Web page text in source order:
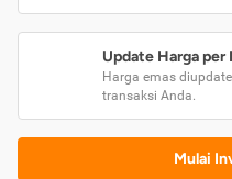
Update Harga per
Harga emas
transaksi Anda.
Mulai